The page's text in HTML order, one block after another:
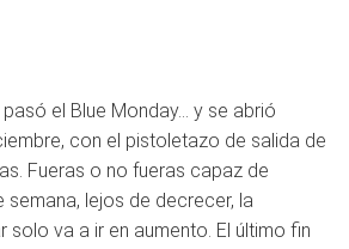
el Blue Monday... y se abrió
con el pistoletazo de salida de
Fueras o no fueras capaz de
lejos de decrecer, la
va a ir en aumento. El último fin